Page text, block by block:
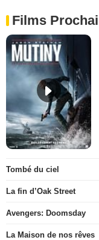
Films
Tombé du ciel
La fin d’Oak Street
Avengers: Doomsday
La Maison de nos rêves